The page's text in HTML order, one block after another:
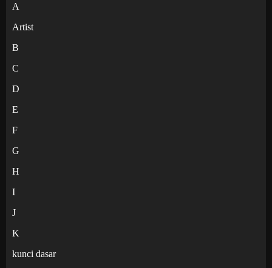
A
Artist
B
C
D
E
F
G
H
I
J
K
kunci dasar